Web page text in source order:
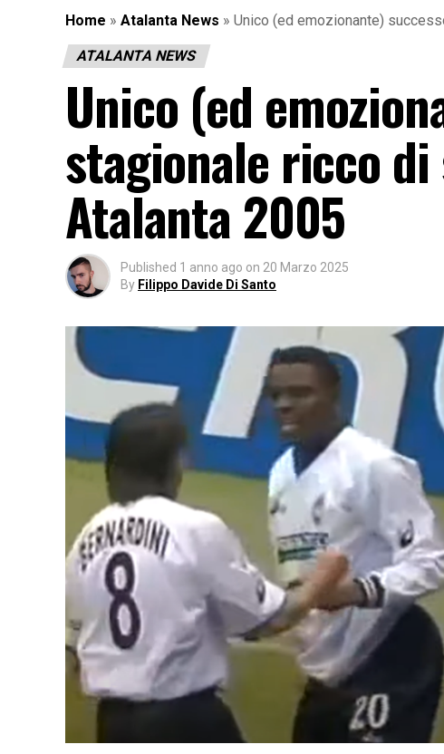
Home » Atalanta News » Unico (ed emozionante)
ATALANTA NEWS
Unico (ed
stagionale ricco di
Atalanta 2005
Published 1 anno ago on 20 Marzo 2025
By Filippo Davide Di Santo